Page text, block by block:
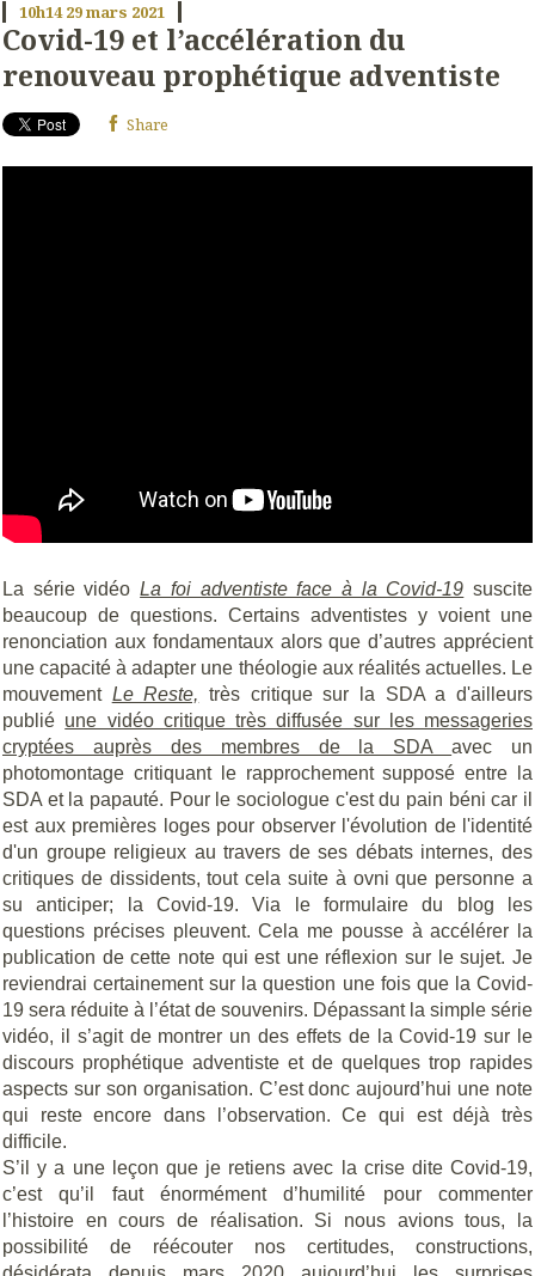
10h14 29mars 2021
Covid-19 et l’accélération du
renouveau prophétique adventiste
Share
La série vidéoLa foi adventiste face à la Covid-19 suscite
beaucoup de questions. Certains adventistes y voient une
renonciation aux fondamentaux alors que d’autres apprécient
une capacité à adapter une théologie aux réalités actuelles. Le
mouvement Le Reste, très critique sur la SDA a d'ailleurs
publié une vidéo critique très diffusée sur les messageries
cryptées auprès des membres de la SDAavec un
photomontage critiquant le rapprochement supposé entre la
SDA et la papauté. Pour le sociologue c'est du pain béni car il
est aux premières loges pour observer l'évolution de l'identité
d'un groupe religieux au travers de ses débats internes, des
critiques de dissidents, tout cela suite à ovni que personne a
su anticiper; la Covid-19. Via le formulaire du blog les
questions précises pleuvent. Cela me pousse à accélérer la
publication de cette note qui est une réflexion sur le sujet. Je
reviendrai certainement sur la question une fois que la Covid-
19 sera réduite à l’état de souvenirs. Dépassant la simple série
vidéo, il s’agit de montrer un des effets de la Covid-19 sur le
discours prophétique adventiste et de quelques trop rapides
aspects sur son organisation. C’est donc aujourd’hui une note
qui reste encore dans l’observation. Ce qui est déjà très
difficile.
S’il y a une leçon que je retiens avec la crise dite Covid-19,
c’est qu’il faut énormément d’humilité pour commenter
l’histoire en cours de réalisation. Si nous avions tous, la
possibilité de réécouter nos certitudes, constructions,